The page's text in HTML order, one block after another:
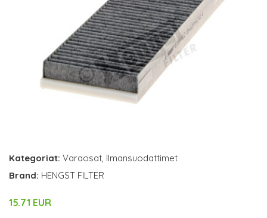
Kategoriat: Varaosat, Ilmansuodattimet
Brand: HENGST FILTER
15.71 EUR